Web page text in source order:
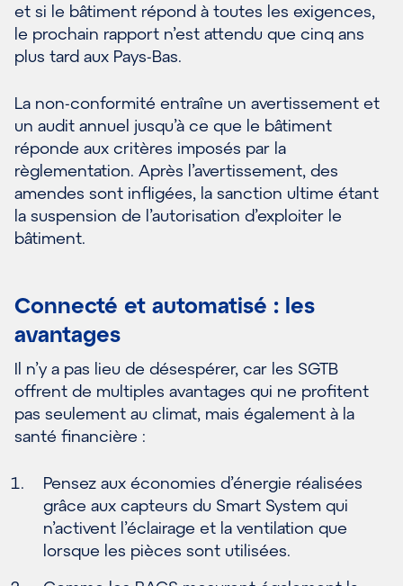
et si le bâtiment répond à toutes les exigences,
le prochain rapport n’est attendu que cinq ans
plus tard aux Pays-Bas.
La non-conformité entraîne un avertissement et
un audit annuel jusqu’à ce que le bâtiment
réponde aux critères imposés par la
règlementation. Après l’avertissement, des
amendes sont infligées, la sanction ultime étant
la suspension de l’autorisation d’exploiter le
bâtiment.
Connecté et automatisé : les
avantages
Il n’y a pas lieu de désespérer, car les SGTB
offrent de multiples avantages qui ne profitent
pas seulement au climat, mais également à la
santé financière :
Pensez aux économies d’énergie réalisées
grâce aux capteurs du Smart System qui
n’activent l’éclairage et la ventilation que
lorsque les pièces sont utilisées.